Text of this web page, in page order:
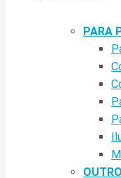
PARA